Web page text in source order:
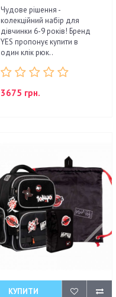
Чудове рішення -
колекційний набір для
дівчинки 6-9 років! Бренд
YES пропонує купити в
один клік рюк..
3675 грн.
КУПИТИ